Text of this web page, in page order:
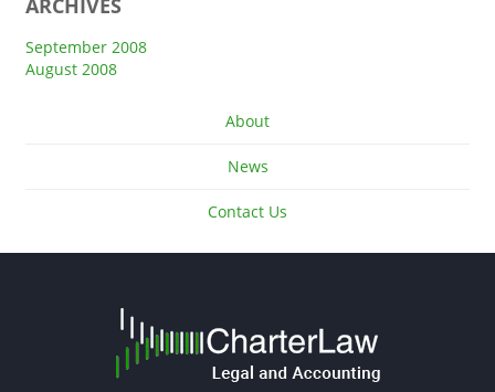
ARCHIVES
September 2008
August 2008
About
News
Contact Us